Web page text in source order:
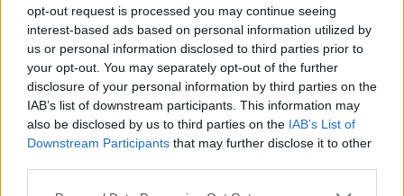
opt-out request is processed you may continue seeing
interest-based ads based on personal information utilized by
us or personal information disclosed to third parties prior to
your opt-out. You may separately opt-out of the further
disclosure of your personal information by third parties on the
IAB’s list of downstream participants. This information may
also be disclosed by us to third parties on the IAB’s List of
Downstream Participants that may further disclose it to other